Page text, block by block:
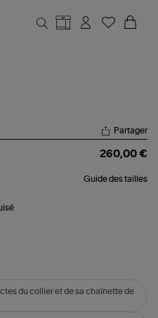
Partager
260,00 €
Guide des tailles
du collier et de sa chaînette de